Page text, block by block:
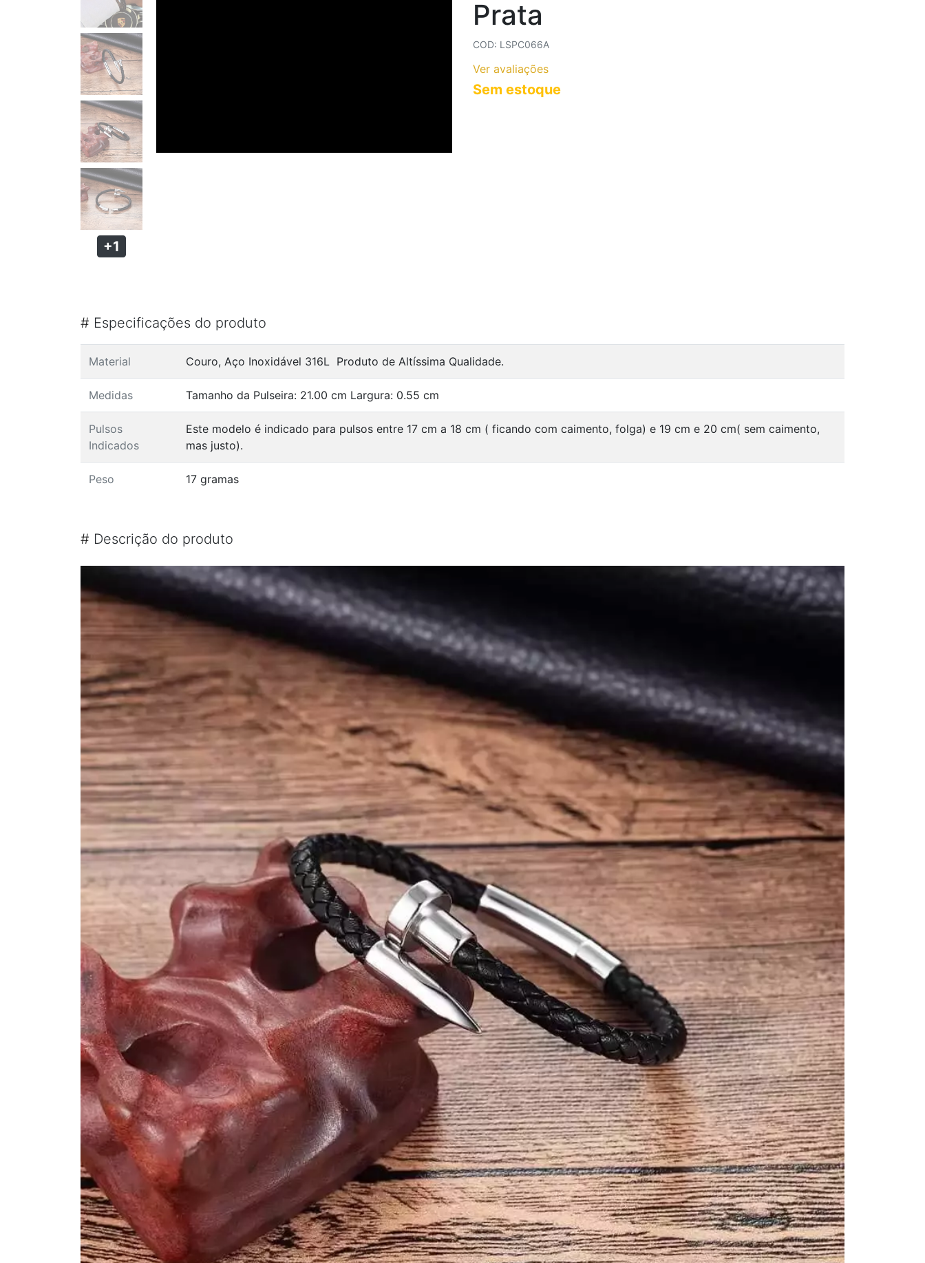
PULSEIRA MAGNÉTICA
PULSEIRA DE SILICONE MASCULINA
KIT PULSEIRA MASCULINA
COLARES AÇO INOXIDÁVEL
ANÉIS MASCULINOS
ANÉIS DE AÇO
ANÉIS DE TUGSTÊNIO
ANÉIS MAGNÉTICOS DE COBRE
+1
Prata
COD: LSPC066A
Ver avaliações
Sem estoque
# Especificações do produto
Material Couro, Aço Inoxidável 316L Produto de Altíssima Qualidade.
Medidas Tamanho da Pulseira: 21.00 cm Largura: 0.55 cm
Pulsos
Indicados
Este modelo é indicado para pulsos entre 17 cm a 18 cm ( ficando com caimento, folga) e 19 cm e 20 cm( sem caimento,
mas justo).
Peso 17 gramas
# Descrição do produto